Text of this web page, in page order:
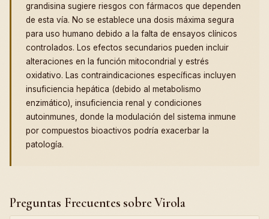
grandisina sugiere riesgos con fármacos que dependen
de esta vía. No se establece una dosis máxima segura
para uso humano debido a la falta de ensayos clínicos
controlados. Los efectos secundarios pueden incluir
alteraciones en la función mitocondrial y estrés
oxidativo. Las contraindicaciones específicas incluyen
insuficiencia hepática (debido al metabolismo
enzimático), insuficiencia renal y condiciones
autoinmunes, donde la modulación del sistema inmune
por compuestos bioactivos podría exacerbar la
patología.
Preguntas Frecuentes sobre Virola